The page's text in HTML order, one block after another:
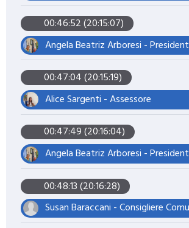
00:46:52 (20:15:07)
00:47:04 (20:15:19)
Alice Sargenti - Assessore
00:47:49 (20:16:04)
00:48:13 (20:16:28)
Susan Baraccani - Consigliere